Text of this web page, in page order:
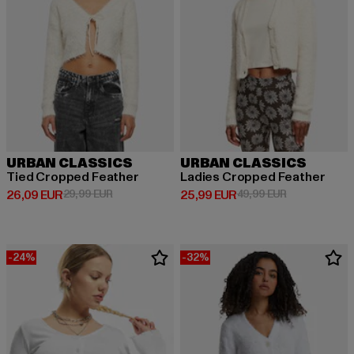
URBAN CLASSICS
Tied Cropped Feather
26,09 EUR
Derzeitiger Preis: 26,09 EUR
29,99 EURAktionspreis: 29,99 EUR
URBAN CLASSICS
Ladies Cropped Feather
25,99 EUR
Derzeitiger Preis: 25,99 EUR
49,99 EURAktionspreis:
-24% -32%